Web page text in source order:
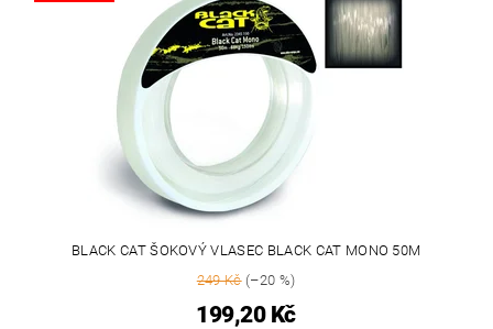
BLACK CAT ŠOKOVÝ VLASEC BLACK CAT MONO 50M
249 Kč(–20 %)
199,20 Kč